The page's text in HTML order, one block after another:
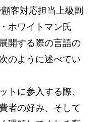
客対応担当上級副
ホワイトマン氏
開する際の言語の
のように述べてい
トに参入する際、
者の好み、そして